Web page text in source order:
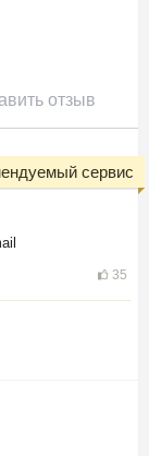
отзыв
35
сервис